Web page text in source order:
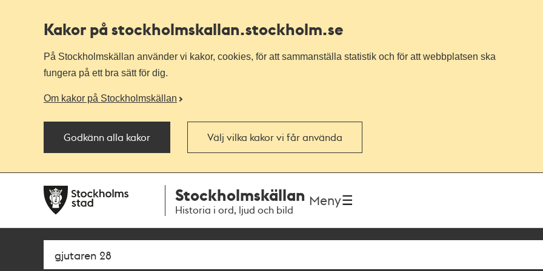
Kakor på stockholmskallan.stockholm.se
På Stockholmskällan använder vi kakor, cookies, för att sammanställa statistik och för att webbplatsen ska
fungera på ett bra sätt för dig.
Om kakor på Stockholmskällan
Godkänn alla kakor Välj vilka kakor vi får använda
navigationen
huvudinnehållet
Stockholmskällan
Historia i ord, ljud och bild
Meny
Sök